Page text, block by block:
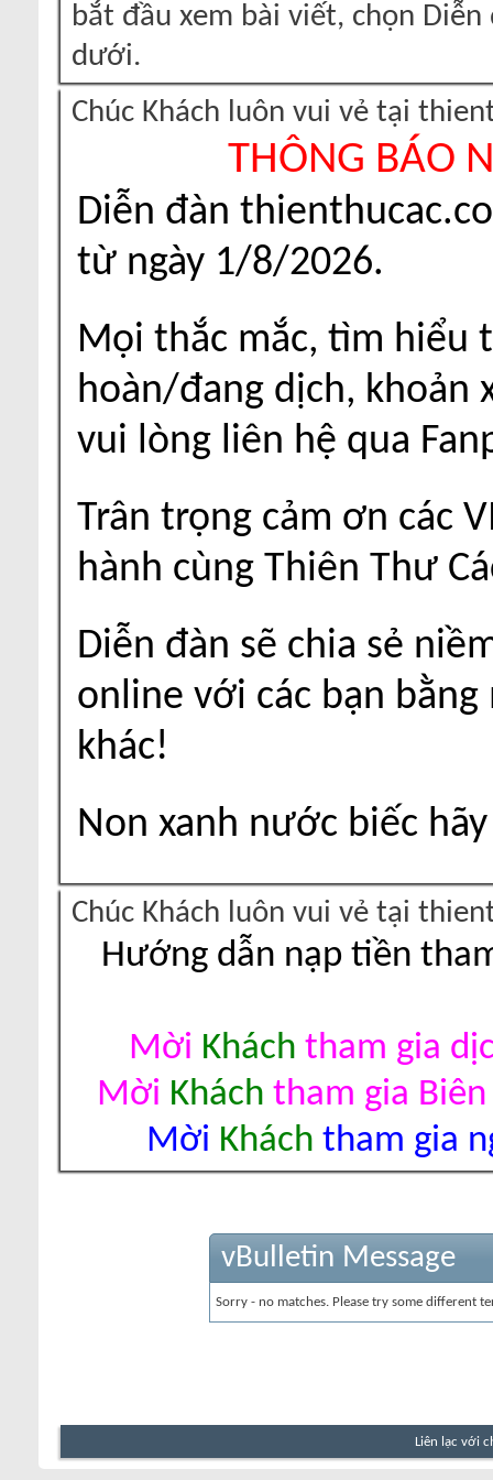
bắt đầu xem bài viết, chọn
dưới.
Chúc Khách luôn vui vẻ tại
THÔNG BÁO
Diễn đàn
từ ngày 1/8/2026.
Mọi thắc mắc, tìm hiểu
hoàn/đang dịch, khoản
vui lòng liên hệ qua
Trân trọng cảm ơn các
hành cùng Thiên Thư
Diễn đàn sẽ chia sẻ
online với các bạn
khác!
Non xanh nước biếc
Chúc Khách luôn vui vẻ tại
Hướng dẫn nạp tiền
Mời Khách tham gia
Mời Khách tham gia
Mời Khách tham gia
vBulletin Message
Sorry - no matches. Please try some different
Liên lạc với